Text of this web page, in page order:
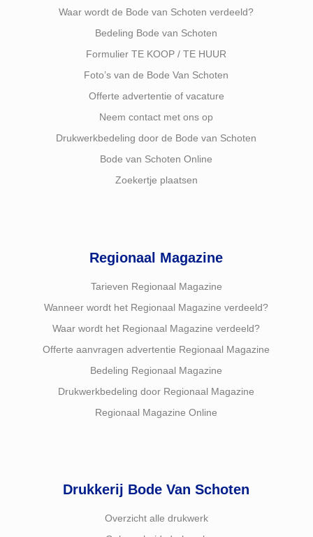
Waar wordt de Bode van Schoten verdeeld?
Bedeling Bode van Schoten
Formulier TE KOOP / TE HUUR
Foto’s van de Bode Van Schoten
Offerte advertentie of vacature
Neem contact met ons op
Drukwerkbedeling door de Bode van Schoten
Bode van Schoten Online
Zoekertje plaatsen
Regionaal Magazine
Tarieven Regionaal Magazine
Wanneer wordt het Regionaal Magazine verdeeld?
Waar wordt het Regionaal Magazine verdeeld?
Offerte aanvragen advertentie Regionaal Magazine
Bedeling Regionaal Magazine
Drukwerkbedeling door Regionaal Magazine
Regionaal Magazine Online
Drukkerij Bode Van Schoten
Overzicht alle drukwerk